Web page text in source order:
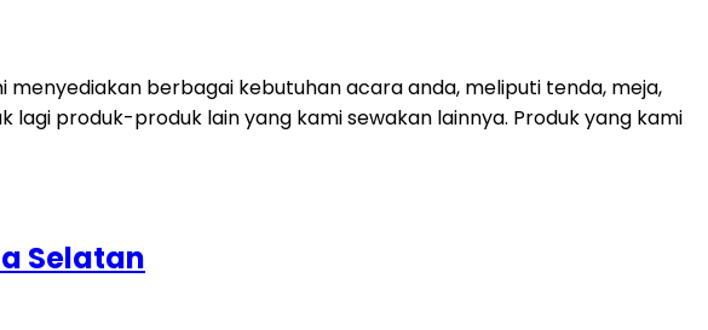
berbagai kebutuhan acara anda, meliputi tenda, meja,
produk-produk lain yang kami sewakan lainnya. Produk yang kami
Selatan